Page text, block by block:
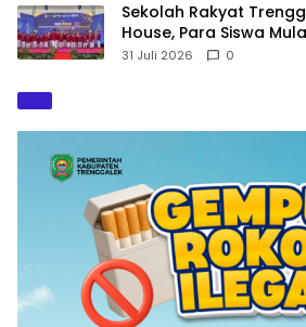
Sekolah Rakyat
House, Para Siswa
Baru
31 Juli 2026 0